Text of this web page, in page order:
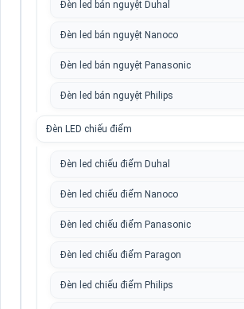
Đèn led bán nguyệt Duhal
Đèn led bán nguyệt Nanoco
Đèn led bán nguyệt Panasonic
Đèn led bán nguyệt Philips
Đèn LED chiếu điểm
Đèn led chiếu điểm Duhal
Đèn led chiếu điểm Nanoco
Đèn led chiếu điểm Panasonic
Đèn led chiếu điểm Paragon
Đèn led chiếu điểm Philips